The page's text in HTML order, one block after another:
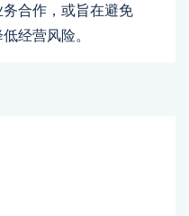
合作，或旨在避免
经营风险。